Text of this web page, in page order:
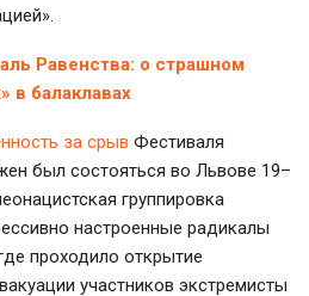
Равенства: о страшном
в балаклавах
за срыв Фестиваля
был состояться во Львове 19–
группировка
настроенные радикалы
проходило открытие
участников экстремисты